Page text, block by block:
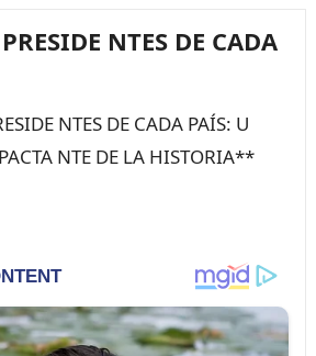
NTES DE CADA
NTES DE CADA PAÍS: U
NTE DE LA HISTORIA**